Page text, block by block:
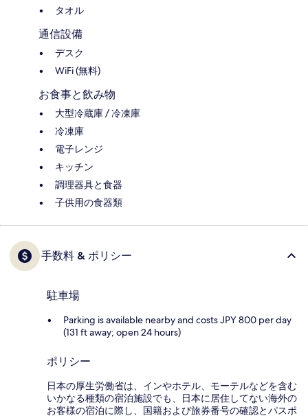
タオル
通信設備
デスク
WiFi (無料)
お食事と飲み物
大型冷蔵庫 / 冷凍庫
冷凍庫
電子レンジ
キッチン
調理器具と食器
子供用の食器類
手数料 & ポリシー
駐車場
Parking is available nearby and costs JPY 800 per day
(131 ft away; open 24 hours)
ポリシー
日本の厚生労働省は、インやホテル、モーテルなどを含む
いかなる種類の宿泊施設でも、日本に​居住してない海外の
お客様の宿泊に際し、国籍および旅券番号の確認とパスポ